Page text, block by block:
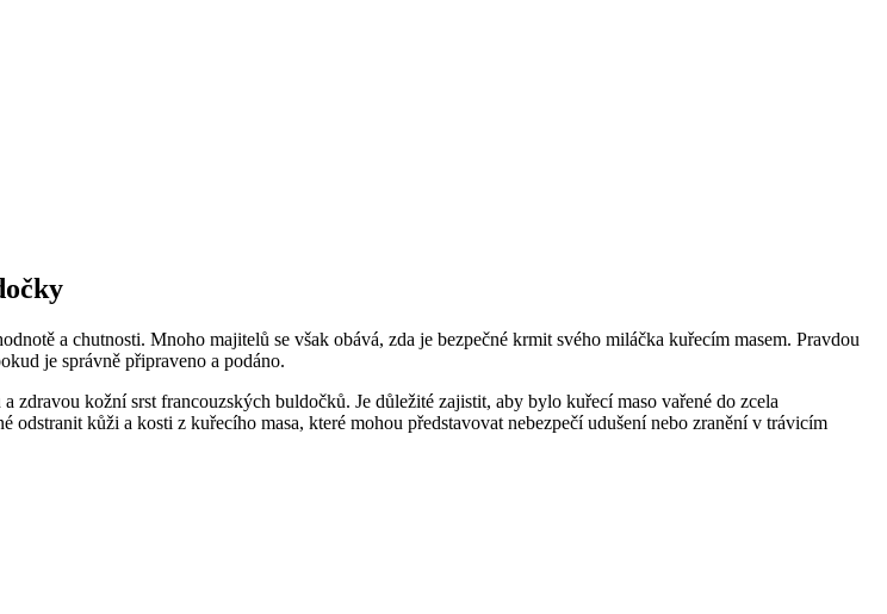
a chutnosti. Mnoho majitelů se však obává, zda je bezpečné krmit svého miláčka kuřecím masem. Pravdou
je správně připraveno a podáno.
kožní srst francouzských buldočků. Je důležité zajistit, aby bylo kuřecí maso vařené do zcela
kůži a kosti z kuřecího masa, které mohou představovat nebezpečí udušení nebo zranění v trávicím